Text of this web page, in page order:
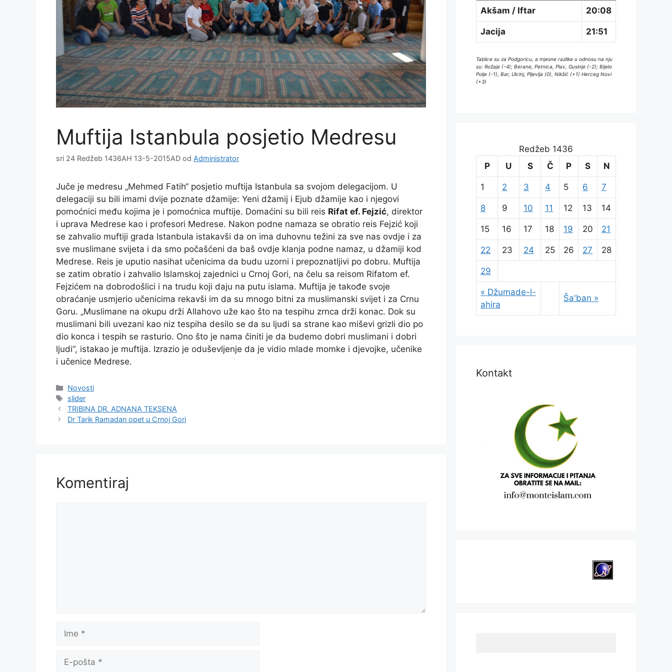
Muftija Istanbula posjetio Medresu
sri 24 Redžeb 1436AH 13-5-2015AD od Administrator
Juče je medresu „Mehmed Fatih“ posjetio muftija Istanbula sa svojom delegacijom. U
delegaciji su bili imami dvije poznate džamije: Yeni džamij i Ejub džamije kao i njegovi
pomoćnici među kojima je i pomoćnica muftije. Domaćini su bili reis Rifat ef. Fejzić, direktor
i uprava Medrese kao i profesori Medrese. Nakon podne namaza se obratio reis Fejzić koji
se zahvalio muftiji grada Istanbula istakavši da on ima duhovnu težini za sve nas ovdje i za
sve muslimane svijeta i da smo počašćeni da baš ovdje klanja podne namaz, u džamiji kod
Medrese. Reis je uputio nasihat učenicima da budu uzorni i prepoznatljivi po dobru. Muftija
se zatim obratio i zahvalio Islamskoj zajednici u Crnoj Gori, na čelu sa reisom Rifatom ef.
Fejzićem na dobrodošlici i na trudu koji daju na putu islama. Muftija je takođe svoje
obraćanje usmjerio učenicima rekavši im da su mnogo bitni za muslimanski svijet i za Crnu
Goru. „Muslimane na okupu drži Allahovo uže kao što na tespihu zrnca drži konac. Dok su
muslimani bili uvezani kao niz tespiha desilo se da su ljudi sa strane kao miševi grizli dio po
dio konca i tespih se rasturio. Ono što je nama činiti je da budemo dobri muslimani i dobri
ljudi“, istakao je muftija. Izrazio je oduševljenje da je vidio mlade momke i djevojke, učenike
i učenice Medrese.
Kategorije
Novosti
Oznake
slider
TRIBINA DR. ADNANA TEKŞENA
Dr Tarik Ramadan opet u Crnoj Gori
Komentiraj
Ime
pošta
Akšam / Iftar 20:08
Jacija 21:51
Tablice su za Podgoricu, a mjesne razlike u odnosu na nju
su: Rožaje (-4); Berane, Petnica, Plav, Gusinje (-2); Bijelo
Polje (-1), Bar, Ulcinj, Pljevlja (0), Nikšić (+1) Herceg Novi
(+3)
Redžeb 1436
P
U S Č P S N
« Džumade-l-
ahira
Ša'ban »
1 2 3 4 5 6 7
8 9 10 11 12 13 14
15 16 17 18 19 20 21
22 23 24 25 26 27 28
29
Kontakt